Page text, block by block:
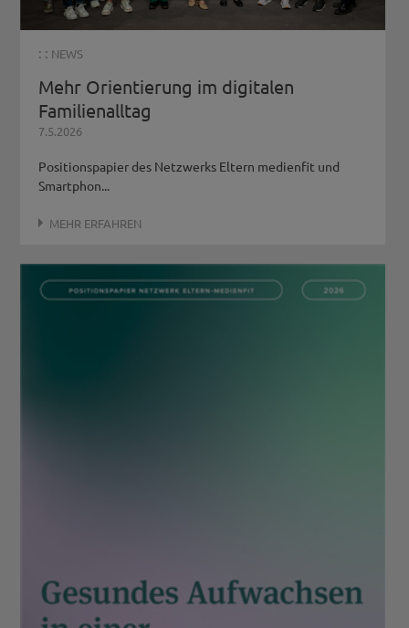
: : NEWS
Mehr Orientierung im digitalen
Familienalltag
7.5.2026
Positionspapier des Netzwerks Eltern medienfit und
Smartphon...
MEHR ERFAHREN